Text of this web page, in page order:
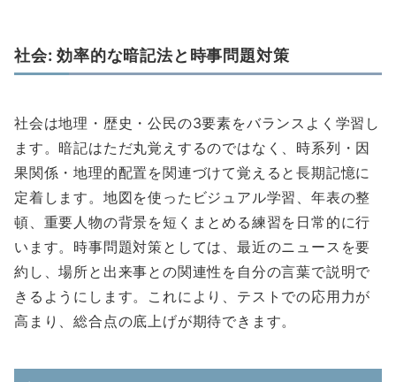
社会: 効率的な暗記法と時事問題対策
社会は地理・歴史・公民の3要素をバランスよく学習し
ます。暗記はただ丸覚えするのではなく、時系列・因
果関係・地理的配置を関連づけて覚えると長期記憶に
定着します。地図を使ったビジュアル学習、年表の整
頓、重要人物の背景を短くまとめる練習を日常的に行
います。時事問題対策としては、最近のニュースを要
約し、場所と出来事との関連性を自分の言葉で説明で
きるようにします。これにより、テストでの応用力が
高まり、総合点の底上げが期待できます。